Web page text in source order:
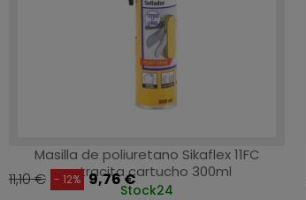
Masilla de poliuretano Sikaflex 11FC
antracita cartucho 300ml
11,10 € - 12% 9,76 €
Stock24